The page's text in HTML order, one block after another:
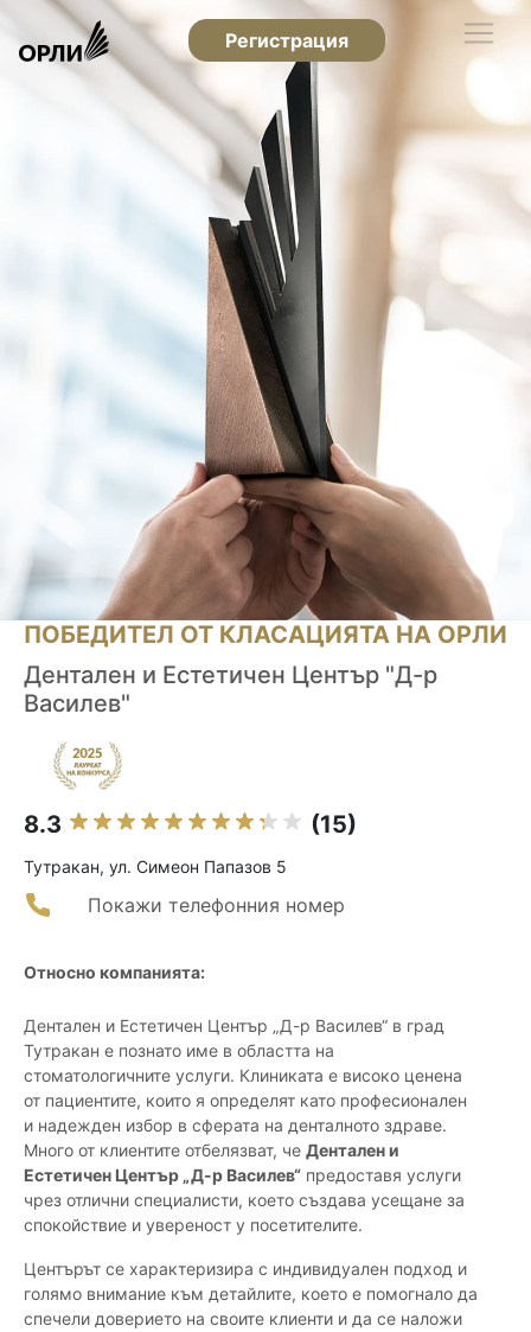
Регистрация
ПОБЕДИТЕЛ ОТ КЛАСАЦИЯТА НА ОРЛИ
Дентален и Естетичен Център "Д-р
Василев"
8.3 (15)
Тутракан, ул. Симеон Папазов 5
Покажи телефонния номер
Относно компанията:
Дентален и Естетичен Център „Д-р Василев“ в град
Тутракан е познато име в областта на
стоматологичните услуги. Клиниката е високо ценена
от пациентите, които я определят като професионален
и надежден избор в сферата на денталното здраве.
Много от клиентите отбелязват, че Дентален и
Естетичен Център „Д-р Василев“ предоставя услуги
чрез отлични специалисти, което създава усещане за
спокойствие и увереност у посетителите.
Центърът се характеризира с индивидуален подход и
голямо внимание към детайлите, което е помогнало да
спечели доверието на своите клиенти и да се наложи